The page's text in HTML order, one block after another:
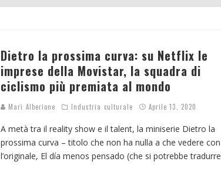
Dietro la prossima curva: su Netflix le
imprese della Movistar, la squadra di
ciclismo più premiata al mondo
Marì Alberione Industria culturale Aprile 13, 2020
A metà tra il reality show e il talent, la miniserie Dietro la
prossima curva – titolo che non ha nulla a che vedere con
l’originale, El día menos pensado (che si potrebbe tradurre